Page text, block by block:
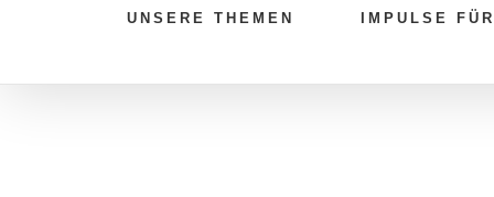
UNSERE THEMEN IMPULSE